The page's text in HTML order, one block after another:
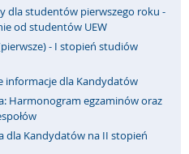
dla studentów pierwszego roku -
od studentów UEW
- I stopień studiów
informacje dla Kandydatów
Harmonogram egzaminów oraz
dla Kandydatów na II stopień